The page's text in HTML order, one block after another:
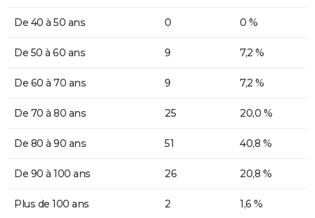
De 40 à 50 ans 0 0 %
De 50 à 60 ans 9 7,2 %
De 60 à 70 ans 9 7,2 %
De 70 à 80 ans 25 20,0 %
De 80 à 90 ans 51 40,8 %
De 90 à 100 ans 26 20,8 %
Plus de 100 ans 2 1,6 %